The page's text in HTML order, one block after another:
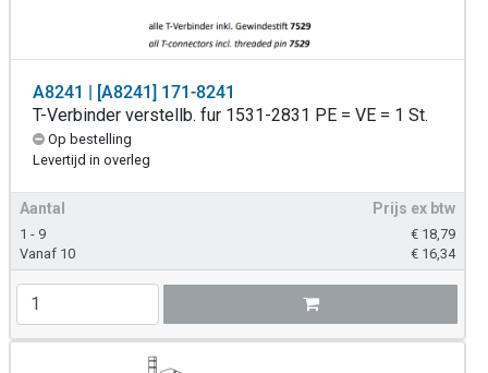
A8241 | [A8241] 171-8241
T-Verbinder verstellb. fur 1531-2831 PE = VE = 1 St.
Op bestelling
Levertijd in overleg
Aantal Prijs ex btw
1 - 9 € 18,79
Vanaf 10
€ 16,34